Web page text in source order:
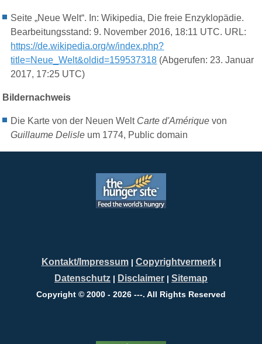
Seite „Neue Welt“. In: Wikipedia, Die freie Enzyklopädie.
Bearbeitungsstand: 9. November 2016, 18:11 UTC. URL:
https://de.wikipedia.org/w/index.php?
title=Neue_Welt&oldid=159537318 (Abgerufen: 23. Januar
2017, 17:25 UTC)
Bildernachweis
Die Karte von der Neuen Welt Carte d'Amérique von
Guillaume Delisle um 1774, Public domain
Kontakt/Impressum| Copyrightvermerk|
Datenschutz | Disclaimer | Sitemap
Copyright © 2000 - 2026 ---. All Rights Reserved